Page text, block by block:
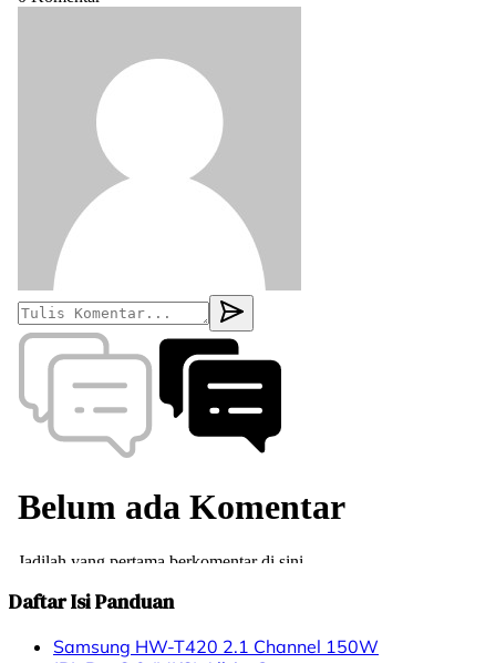
Daftar Isi Panduan
Samsung HW-T420 2.1 Channel 150W